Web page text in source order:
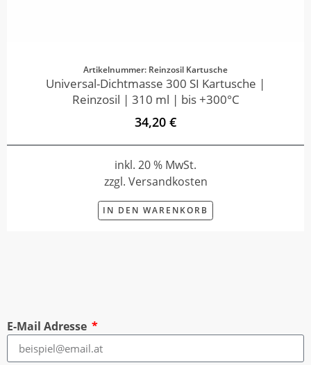
Artikelnummer: Reinzosil Kartusche
Universal-Dichtmasse 300 SI Kartusche |
Reinzosil | 310 ml | bis +300°C
34,20 €
inkl. 20 % MwSt.
zzgl. Versandkosten
IN DEN WARENKORB
E-Mail Adresse